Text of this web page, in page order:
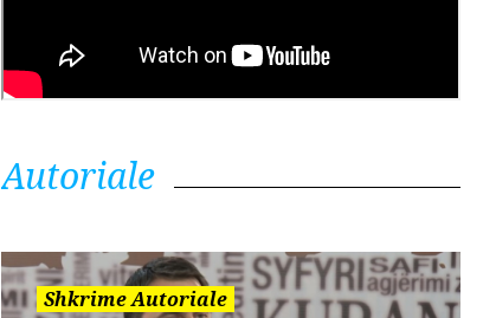
Autoriale
Shkrime Autoriale